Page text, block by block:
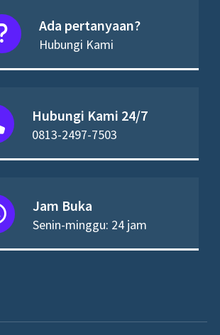
Ada pertanyaan?
Hubungi Kami
Hubungi Kami 24/7
0813-2497-7503
Jam Buka
Senin-minggu: 24 jam